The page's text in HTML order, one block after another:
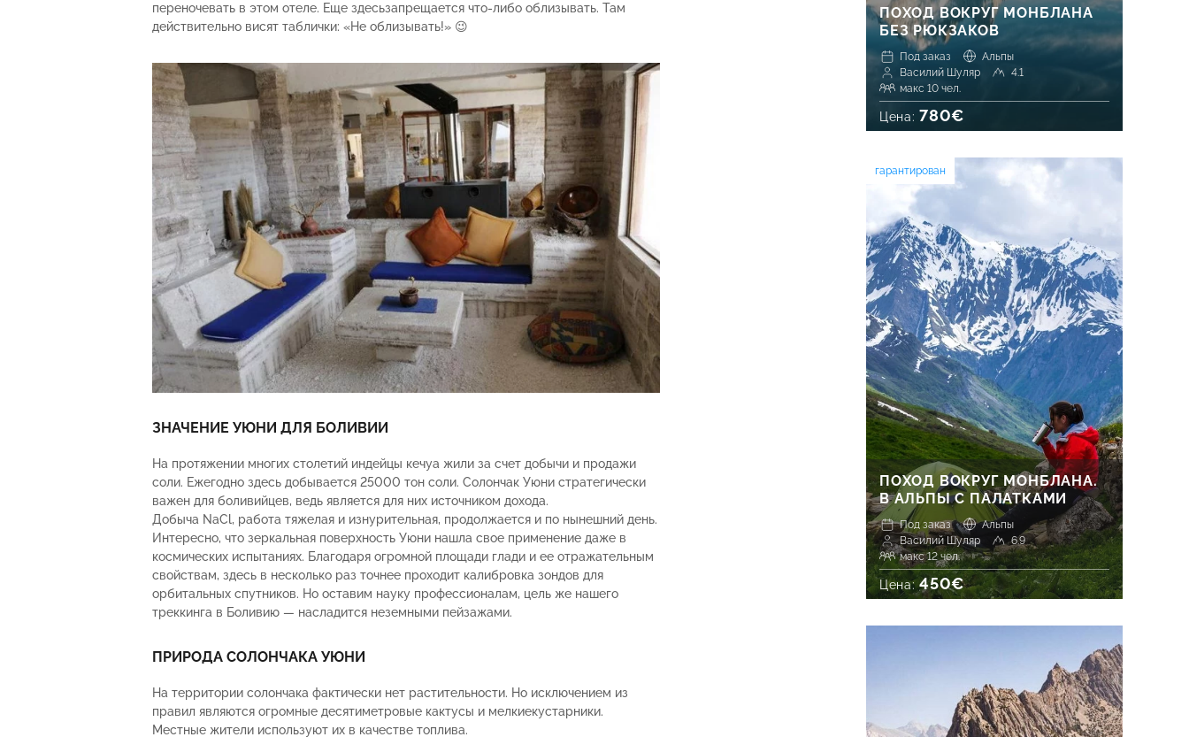
переночевать в этом отеле. Еще здесьзапрещается что-либо облизывать. Там
действительно висят таблички: «Не облизывать!» 😉
ЗНАЧЕНИЕ УЮНИ ДЛЯ БОЛИВИИ
На протяжении многих столетий индейцы кечуа жили за счет добычи и продажи
соли. Ежегодно здесь добывается 25000 тон соли. Солончак Уюни стратегически
важен для боливийцев, ведь является для них источником дохода.
Добыча NaCl, работа тяжелая и изнурительная, продолжается и по нынешний день.
Интересно, что зеркальная поверхность Уюни нашла свое применение даже в
космических испытаниях. Благодаря огромной площади глади и ее отражательным
свойствам, здесь в несколько раз точнее проходит калибровка зондов для
орбитальных спутников. Но оставим науку профессионалам, цель же нашего
треккинга в Боливию — насладится неземными пейзажами.
ПРИРОДА СОЛОНЧАКА УЮНИ
На территории солончака фактически нет растительности. Но исключением из
правил являются огромные десятиметровые кактусы и мелкиекустарники.
Местные жители используют их в качестве топлива.
ПОХОД ВОКРУГ МОНБЛАНА
БЕЗ РЮКЗАКОВ
Под заказ
Альпы
Василий Шуляр
4.1
макс 10 чел.
Цена: 780€
гарантирован
ПОХОД ВОКРУГ МОНБЛАНА.
В АЛЬПЫ С ПАЛАТКАМИ
Под заказ
Альпы
Василий Шуляр
6.9
макс 12 чел.
Цена:450€